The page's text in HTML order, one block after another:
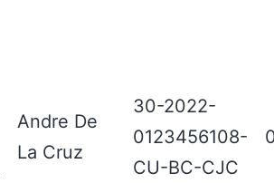
Andre De
La Cruz
30-2022-
0123456108-
CU-BC-CJC